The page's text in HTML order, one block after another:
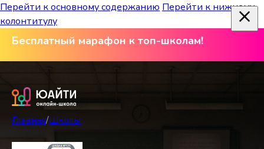
Перейти к основному содержанию Перейти к нижнему
колонтитулу
Бесплатный марафон к топ-школам!
Главная/Школы